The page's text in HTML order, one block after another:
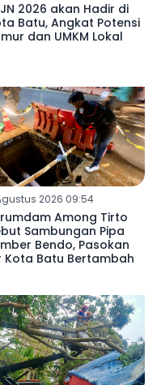
2026 akan Hadir di
Batu, Angkat Potensi
dan UMKM Lokal
2026 09:54
Among Tirto
Sambungan Pipa
Bendo, Pasokan
Kota Batu Bertambah